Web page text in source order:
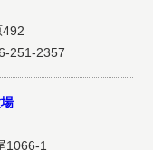
492
251-2357
1066-1